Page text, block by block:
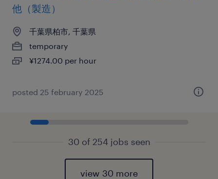
他（製造）
千葉県柏市, 千葉県
temporary
¥1274.00 per hour
posted 25 february 2025
30 of 254 jobs seen
view 30 more